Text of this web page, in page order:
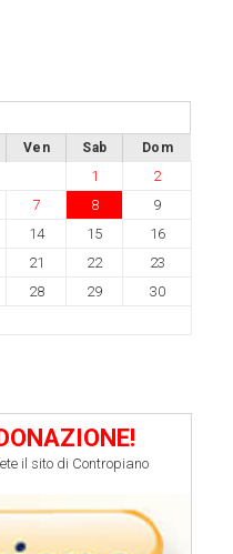
Ven Sab Dom
1
2
7 8
9
14 15
16
21 22
23
28 29
30
il sito di Contropiano